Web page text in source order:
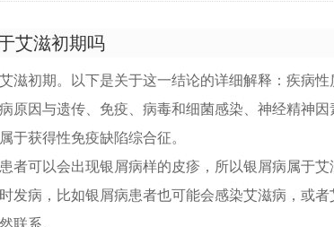
艾滋初期吗
滋初期。以下是关于这一结论的详细解释：疾病
原因与遗传、免疫、病毒和细菌感染、神经精神
于获得性免疫缺陷综合征。
者可以会出现银屑病样的皮疹，所以银屑病属于
发病，比如银屑病患者也可能会感染艾滋病，或者
联系。